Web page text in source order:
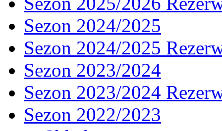
Sezon 2024/2025
Sezon 2024/2025
Sezon 2023/2024
Sezon 2023/2024
Sezon 2022/2023